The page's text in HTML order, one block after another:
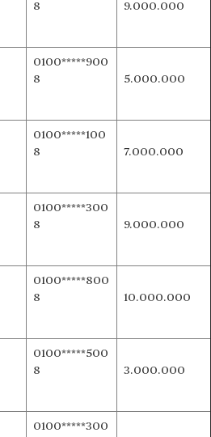
8
9.000.000
0100*****900
8
5.000.000
0100*****100
8
7.000.000
0100*****300
8
9.000.000
0100*****800
8
10.000.000
0100*****500
8
3.000.000
0100*****300